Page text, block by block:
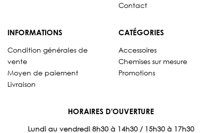
Contact
INFORMATIONS
Condition générales de
vente
Moyen de paiement
Livraison
CATÉGORIES
Accessoires
Chemises sur mesure
Promotions
HORAIRES D'OUVERTURE
Lundi au vendredi 8h30 à 14h30 / 15h30 à 17h30